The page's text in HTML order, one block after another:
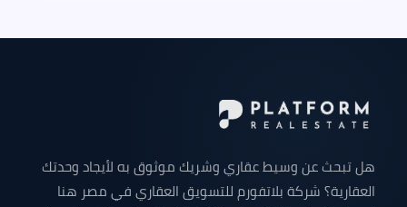
هل تبحث عن وسيط عقاري وشريك موثوق به لأيجاد وحدتك
العقارية؟ شركة بلاتفورم للتسويق العقاري في مصر هنا